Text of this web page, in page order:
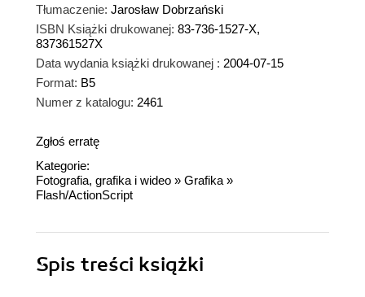
Tłumaczenie: Jarosław Dobrzański
ISBN Książki drukowanej: 83-736-1527-X,
837361527X
Data wydania książki drukowanej : 2004-07-15
Format: B5
Numer z katalogu: 2461
Zgłoś erratę
Kategorie:
Fotografia, grafika i wideo » Grafika»
Flash/ActionScript
Spis treści książki